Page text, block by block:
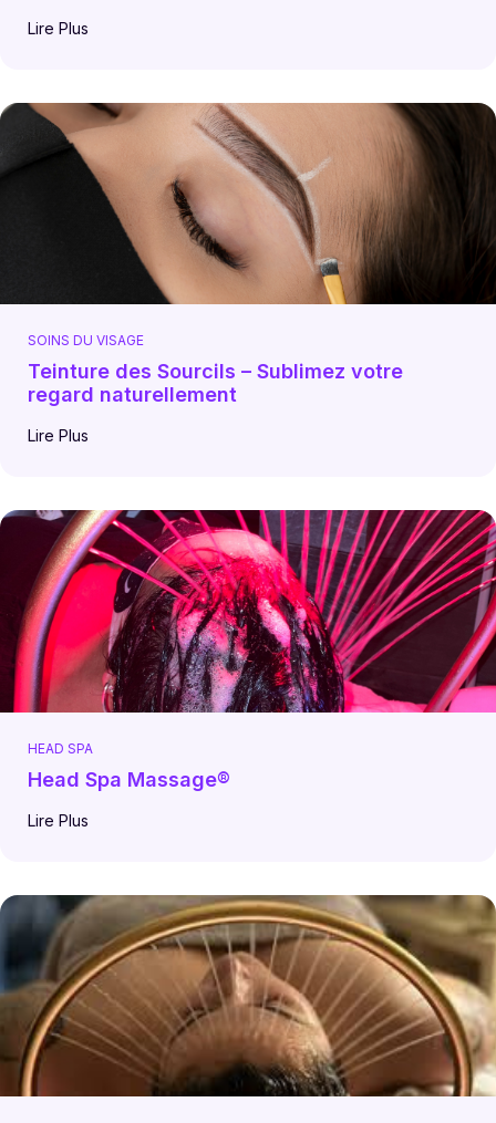
Lire Plus
SOINS DU VISAGE
Teinture des Sourcils – Sublimez votre
regard naturellement
Lire Plus
HEAD SPA
Head Spa Massage®
Lire Plus